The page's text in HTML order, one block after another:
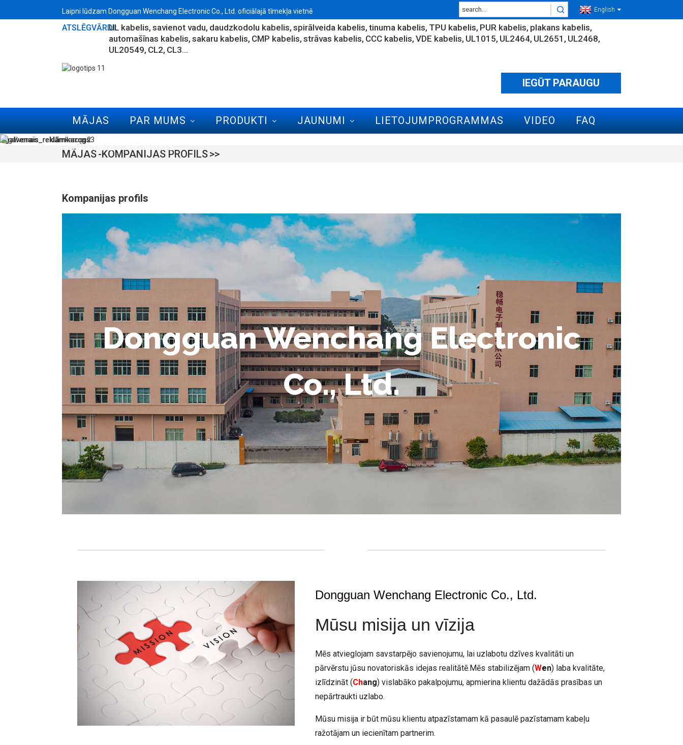
Laipni lūdzam Dongguan Wenchang Electronic Co., Ltd. oficiālajā tīmekļa vietnē English
ATSLĒGVĀRDI:UL kabelis savienot vadu daudzkodolu kabelis spirālveida kabelis tinuma kabelis TPU kabelis PUR kabelis plakans kabelis
automašīnas kabelis sakaru kabelis CMP kabelis strāvas kabelis CCC kabelis VDE kabelis UL1015 UL2464 UL2651 UL2468
UL20549 CL2 CL3...
IEGŪT PARAUGU
MĀJAS PAR MUMS PRODUKTI JAUNUMI LIETOJUMPROGRAMMAS VIDEO FAQ
SAZINIES AR MUMS
MĀJAS KOMPANIJAS PROFILS
Kompanijas profils
Dongguan Wenchang Electronic
Co., Ltd.
Dongguan Wenchang Electronic Co., Ltd.
Mūsu misija un vīzija
Mēs atvieglojam savstarpējo savienojumu, lai uzlabotu dzīves kvalitāti un
pārvērstu jūsu novatoriskās idejas realitātē.Mēs stabilizējam (Wen) laba kvalitāte,
izlīdzināt (Chang) vislabāko pakalpojumu, apmierina klientu dažādās prasības un
nepārtraukti uzlabo.
Mūsu misija ir būt mūsu klientu atpazīstamam kā pasaulē pazīstamam kabeļu
ražotājam un iecienītam partnerim.